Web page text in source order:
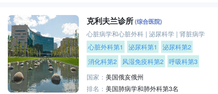
克利夫兰诊所(综合医院)
心脏病学和心脏外科 |泌尿科学 |肾脏病学
心脏外科第1
泌尿科第1
泌尿科第2
消化科第2
风湿免疫科第2 呼吸科第3
国家：美国俄亥俄州
排名：美国肺病学和肺外科第3名